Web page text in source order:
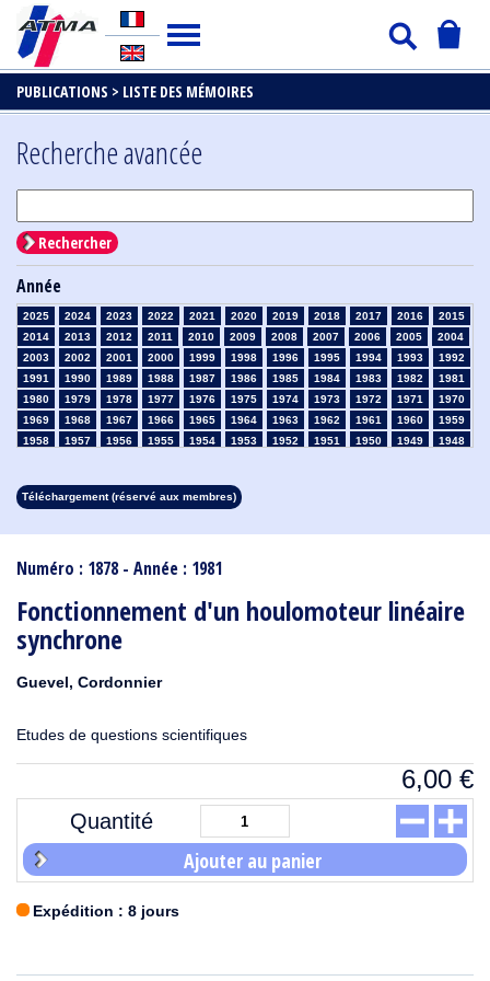
PUBLICATIONS > LISTE DES MÉMOIRES
Numéro : 1878 - Année : 1981
Fonctionnement d'un houlomoteur linéaire
synchrone
Guevel, Cordonnier
Etudes de questions scientifiques
6,00 €
Quantité
Ajouter au panier
Expédition : 8 jours
Recherche avancée
Rechercher
Année
2025 2024 2023 2022 2021 2020 2019 2018 2017 2016
2015
2014
2013 2012 2011 2010 2009 2008 2007 2006 2005
2004
2003
2002 2001 2000 1999 1998 1996 1995 1994 1993
1992
1991
1990 1989 1988 1987 1986 1985 1984 1983 1982
1981
1980
1979 1978 1977 1976 1975 1974 1973 1972 1971
1970
1969
1968 1967 1966 1965 1964 1963 1962 1961 1960
1959
1958
1957 1956 1955 1954 1953 1952 1951 1950 1949
1948
1913
1912 1911 1910 1909 1908
Téléchargement (réservé aux membres)